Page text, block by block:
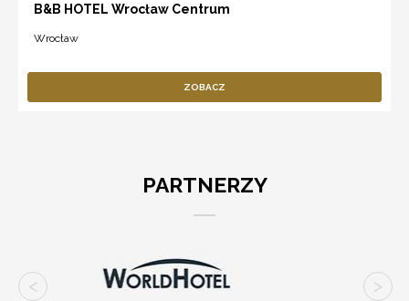
B&B HOTEL Wrocław Centrum
Wrocław
ZOBACZ
PARTNERZY